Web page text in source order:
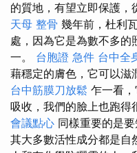
的質地，有望立即保護，
天母 整骨 幾年前，杜利
處，因為它是為數不多的
一。 台胞證 急件 台中全
藉穩定的膚色，它可以滋
台中筋膜刀放鬆 乍一看
吸收，我們的臉上也跑得
會議點心 同樣重要的是
其大多數活性成分都是自